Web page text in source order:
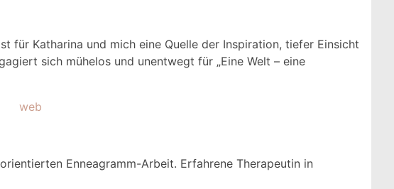
für Katharina und mich eine Quelle der Inspiration, tiefer Einsicht
sich mühelos und unentwegt für „Eine Welt – eine
web
Enneagramm-Arbeit. Erfahrene Therapeutin in